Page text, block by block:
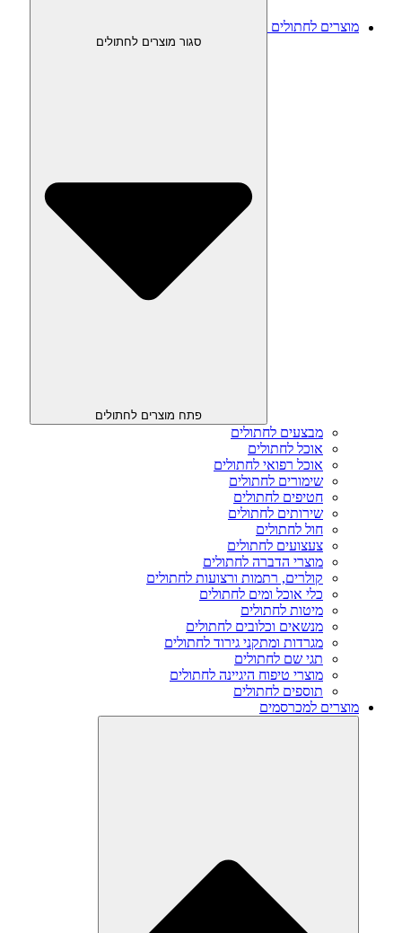
מוצרים לחתולים
סגור מוצרים לחתולים
פתח מוצרים לחתולים
מבצעים לחתולים
אוכל לחתולים
אוכל רפואי לחתולים
שימורים לחתולים
חטיפים לחתולים
שירותים לחתולים
חול לחתולים
צעצועים לחתולים
מוצרי הדברה לחתולים
קולרים, רתמות ורצועות לחתולים
כלי אוכל ומים לחתולים
מיטות לחתולים
מנשאים וכלובים לחתולים
מגרדות ומתקני גירוד לחתולים
תגי שם לחתולים
מוצרי טיפוח היגיינה לחתולים
תוספים לחתולים
מוצרים למכרסמים